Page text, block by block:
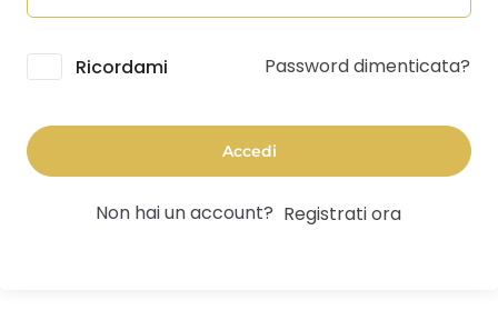
Alternative:
Ricordami Password dimenticata?
Accedi
Non hai un account? Registrati ora